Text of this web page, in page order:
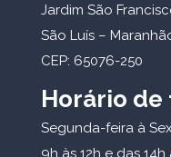
Jardim São
São Luís –
CEP: 65076-250
Horário
Segunda-feira à
9h às 12h e das 14h